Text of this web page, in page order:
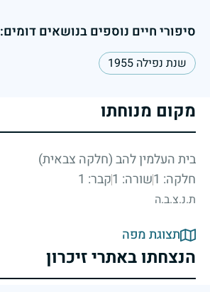
סיפורי חיים נוספים בנושאים דומים:
שנת נפילה 1955
מקום מנוחתו
בית העלמין להב (חלקה צבאית)
חלקה: 1
שורה: 1 קבר: 1
ת.נ.צ.ב.ה
תצוגת מפה
הנצחתו באתרי זיכרון